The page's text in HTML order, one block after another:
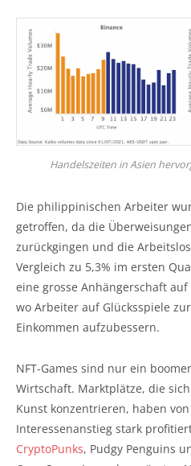
Handelszeiten in Asien
Die philippinischen Arbeiter
getroffen, da die
zurückgingen und die
Vergleich zu 5,3% im ersten
eine grosse Anhängerschaft
wo Arbeiter auf Glücksspiele
Einkommen aufzubessern.
NFT-Games sind nur ein
Wirtschaft. Marktplätze, die
Kunst konzentrieren, haben
Interessenanstieg stark
CryptoPunks, Pudgy Penguins